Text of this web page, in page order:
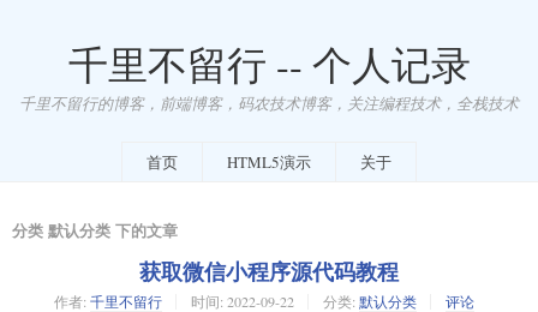
千里不留行 -- 个人记录
千里不留行的博客，前端博客，码农技术博客，关注编程技术，全栈技术
首页 HTML5演示 关于
分类 默认分类 下的文章
获取微信小程序源代码教程
作者: 千里不留行 时间: 2022-09-22 分类: 默认分类 评论